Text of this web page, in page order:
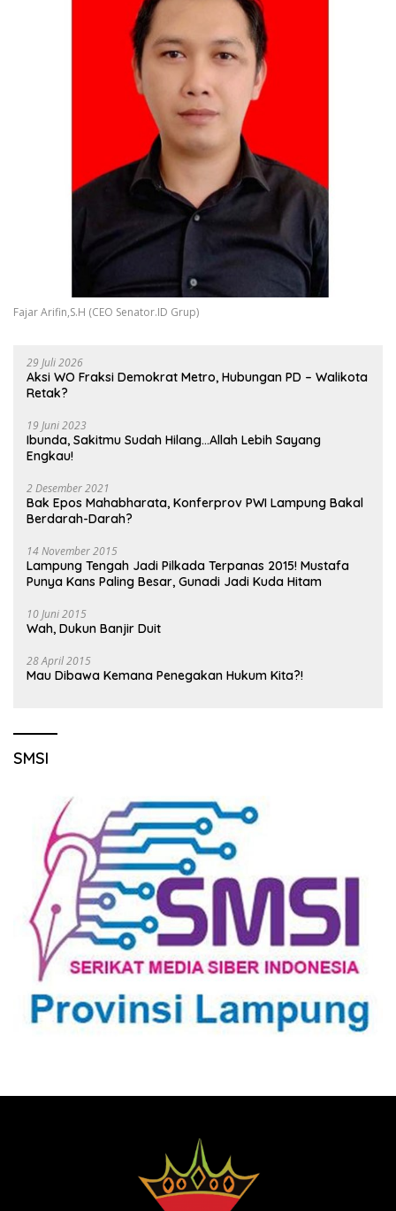
Fajar Arifin,S.H (CEO Senator.ID Grup)
29 Juli 2026
Aksi WO Fraksi Demokrat Metro, Hubungan PD – Walikota
Retak?
19 Juni 2023
Ibunda, Sakitmu Sudah Hilang…Allah Lebih Sayang
Engkau!
2 Desember 2021
Bak Epos Mahabharata, Konferprov PWI Lampung Bakal
Berdarah-Darah?
14 November 2015
Lampung Tengah Jadi Pilkada Terpanas 2015! Mustafa
Punya Kans Paling Besar, Gunadi Jadi Kuda Hitam
10 Juni 2015
Wah, Dukun Banjir Duit
28 April 2015
Mau Dibawa Kemana Penegakan Hukum Kita?!
SMSI